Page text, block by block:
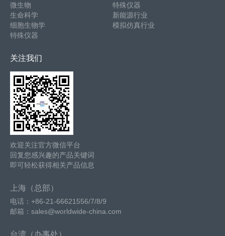
微生物
生命科学
细胞生物学
特殊仪器
特殊仪器
新能源行业
模拟仿真行业
关注我们
欢迎关注官方微信平台
回复您感兴趣的产品关键词
即可轻松获得相关产品信息
上海（总部）
电话：+86-21-66621556/7/8/9
邮箱：sales@worldwide-china.com